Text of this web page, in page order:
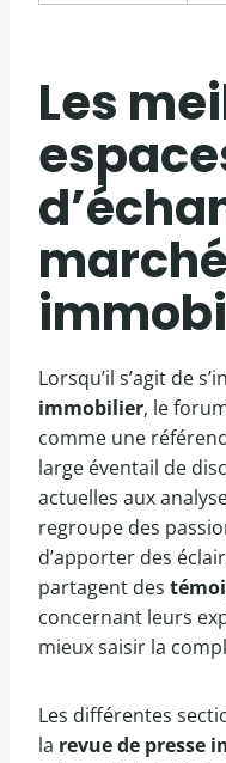
Les
marché
Lorsqu’il s’agit de
immobilier, le
comme une
large éventail de
actuelles aux
regroupe des
d’apporter des
partagent des
concernant leurs
mieux saisir la
Les différentes
la revue de presse